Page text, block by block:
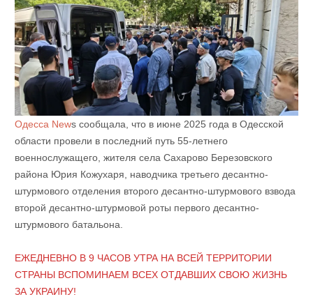
Одесса News сообщала, что в июне 2025 года в Одесской
области провели в последний путь 55-летнего
военнослужащего, жителя села Сахарово Березовского
района Юрия Кожухаря, наводчика третьего десантно-
штурмового отделения второго десантно-штурмового взвода
второй десантно-штурмовой роты первого десантно-
штурмового батальона.
ЕЖЕДНЕВНО В 9 ЧАСОВ УТРА НА ВСЕЙ ТЕРРИТОРИИ
СТРАНЫ ВСПОМИНАЕМ ВСЕХ ОТДАВШИХ СВОЮ ЖИЗНЬ
ЗА УКРАИНУ!